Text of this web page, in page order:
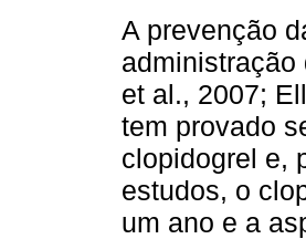
A prevenção
administração
et al., 2007;
tem provado
clopidogrel e,
estudos, o
um ano e a